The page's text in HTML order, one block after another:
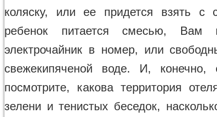
коляску, или ее придется взять с
ребенок питается смесью, Вам
электрочайник в номер, или
свежекипяченой воде. И, конечно,
посмотрите, какова территория
зелени и тенистых беседок,